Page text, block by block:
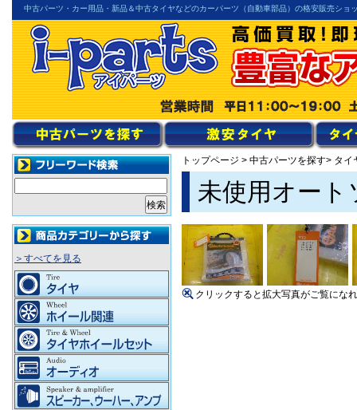
中古パーツ・カー用品・新品＆中古タイヤなどのカーパーツ（自動車部品）の格安販売ショ
トップページ > 中古パーツを探す> タイ
未使用オート
クリックすると拡大写真がご覧にな
＞すべてを見る